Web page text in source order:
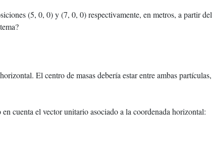
(5, 0, 0) y (7, 0, 0) respectivamente, en metros, a partir del
El centro de masas debería estar entre ambas partículas,
cuenta el vector unitario asociado a la coordenada horizontal: